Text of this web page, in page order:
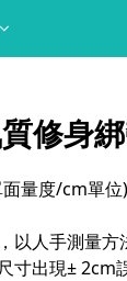
修身
量度/cm單位)
以人手測量方
寸出現± 2cm